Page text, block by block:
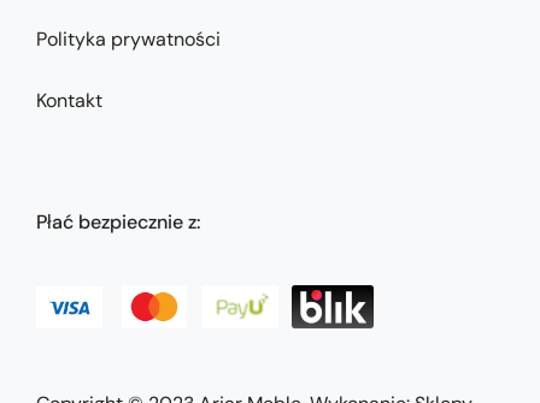
Polityka prywatności
Kontakt
Płać bezpiecznie z: